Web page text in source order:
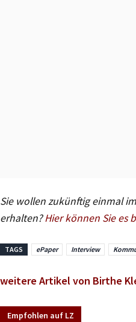
Sie wollen zukünftig einmal
erhalten?Hier können Sie es
TAGS ePaper Interview
weitere Artikel von Birthe
Empfohlen auf LZ